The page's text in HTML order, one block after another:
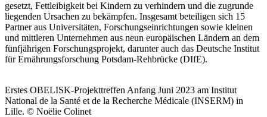
gesetzt, Fettleibigkeit bei Kindern zu verhindern und die zugrunde
liegenden Ursachen zu bekämpfen. Insgesamt beteiligen sich 15
Partner aus Universitäten, Forschungseinrichtungen sowie kleinen
und mittleren Unternehmen aus neun europäischen Ländern an dem
fünfjährigen Forschungsprojekt, darunter auch das Deutsche Institut
für Ernährungsforschung Potsdam-Rehbrücke (DIfE).
Erstes OBELISK-Projekttreffen Anfang Juni 2023 am Institut
National de la Santé et de la Recherche Médicale (INSERM) in
Lille. © Noëlie Colinet